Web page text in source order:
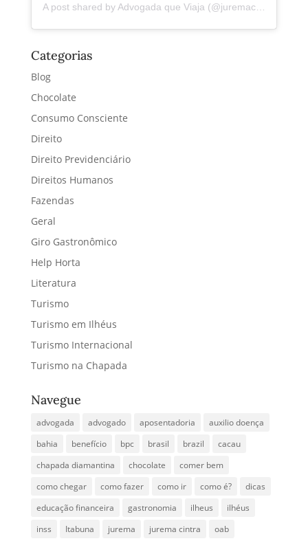
A post shared by Advogada que Viaja (@juremacintra)
Categorias
Blog
Chocolate
Consumo Consciente
Direito
Direito Previdenciário
Direitos Humanos
Fazendas
Geral
Giro Gastronômico
Help Horta
Literatura
Turismo
Turismo em Ilhéus
Turismo Internacional
Turismo na Chapada
Navegue
advogada advogado aposentadoria
auxilio doença
bahia
benefício bpc brasil brazil
cacau
chapada diamantina
chocolate
comer bem
como chegar
como fazer como ir como é?
dicas
educação financeira
gastronomia ilheus
ilhéus
inss
Itabuna jurema jurema cintra oab